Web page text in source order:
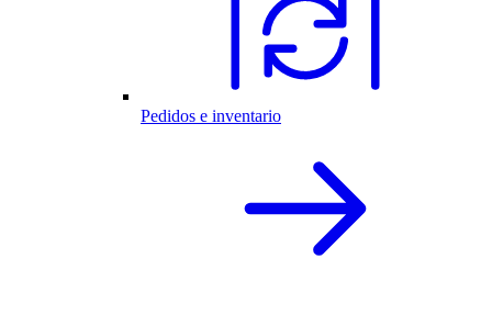
Pedidos e inventario